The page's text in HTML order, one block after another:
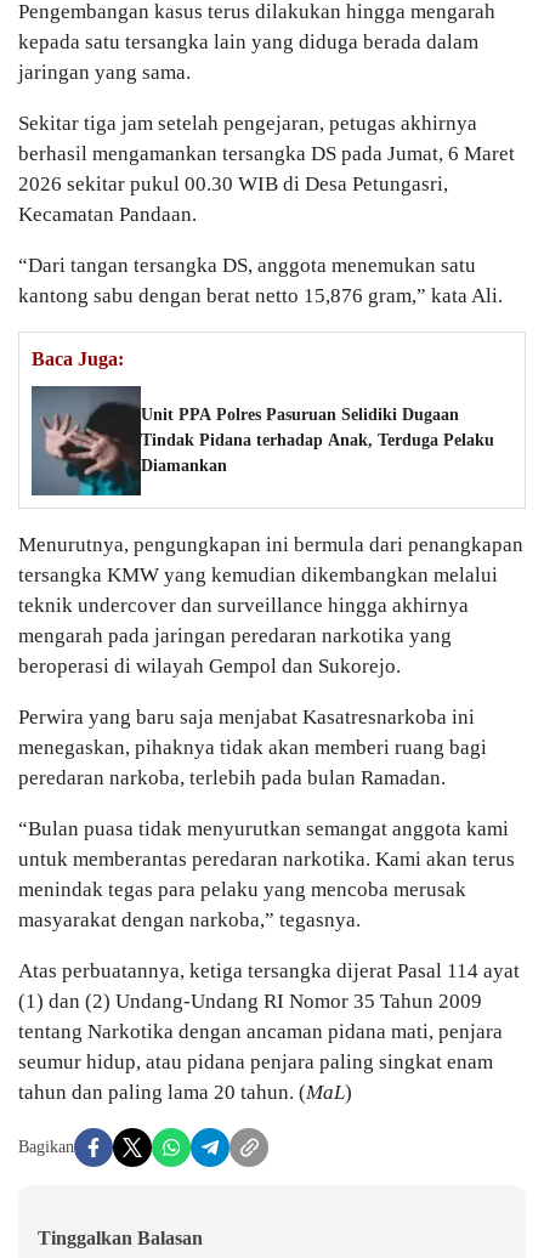
Pengembangan kasus terus dilakukan hingga mengarah
kepada satu tersangka lain yang diduga berada dalam
jaringan yang sama.
Sekitar tiga jam setelah pengejaran, petugas akhirnya
berhasil mengamankan tersangka DS pada Jumat, 6 Maret
2026 sekitar pukul 00.30 WIB di Desa Petungasri,
Kecamatan Pandaan.
“Dari tangan tersangka DS, anggota menemukan satu
kantong sabu dengan berat netto 15,876 gram,” kata Ali.
Baca Juga:
Unit PPA Polres Pasuruan Selidiki Dugaan
Tindak Pidana terhadap Anak, Terduga Pelaku
Diamankan
Menurutnya, pengungkapan ini bermula dari penangkapan
tersangka KMW yang kemudian dikembangkan melalui
teknik undercover dan surveillance hingga akhirnya
mengarah pada jaringan peredaran narkotika yang
beroperasi di wilayah Gempol dan Sukorejo.
Perwira yang baru saja menjabat Kasatresnarkoba ini
menegaskan, pihaknya tidak akan memberi ruang bagi
peredaran narkoba, terlebih pada bulan Ramadan.
“Bulan puasa tidak menyurutkan semangat anggota kami
untuk memberantas peredaran narkotika. Kami akan terus
menindak tegas para pelaku yang mencoba merusak
masyarakat dengan narkoba,” tegasnya.
Atas perbuatannya, ketiga tersangka dijerat Pasal 114 ayat
(1) dan (2) Undang-Undang RI Nomor 35 Tahun 2009
tentang Narkotika dengan ancaman pidana mati, penjara
seumur hidup, atau pidana penjara paling singkat enam
tahun dan paling lama 20 tahun. (MaL)
Bagikan
Tinggalkan Balasan